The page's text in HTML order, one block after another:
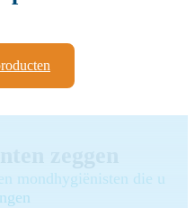
mondhygiënisten die u